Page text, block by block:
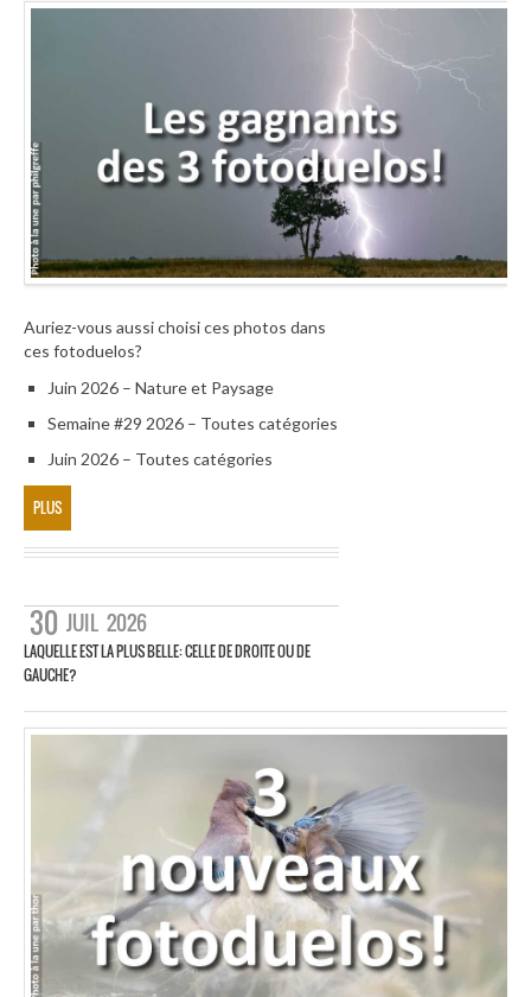
Auriez-vous aussi choisi ces photos dans
ces fotoduelos?
Juin 2026 – Nature et Paysage
Semaine #29 2026 – Toutes catégories
Juin 2026 – Toutes catégories
PLUS
30 JUIL 2026
LAQUELLE EST LA PLUS BELLE: CELLE DE DROITE OU DE
GAUCHE?